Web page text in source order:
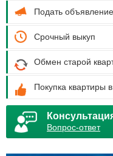
Подать объявление
Срочный выкуп
Обмен старой
Покупка квартиры
Вопрос-ответ